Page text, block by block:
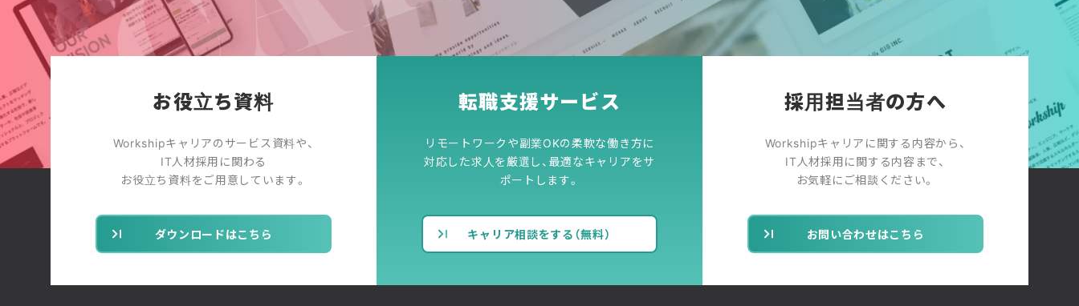
お役立ち資料
Workshipキャリアのサービス資料や、
IT人材採用に関わる
お役立ち資料をご用意しています。
ダウンロードはこちら
転職支援サービス
リモートワークや副業OKの柔軟な働き方に
対応した求人を厳選し、最適なキャリアをサ
ポートします。
キャリア相談をする（無料）
採用担当者の方へ
Workshipキャリアに関する内容から、
IT人材採用に関する内容まで、
お気軽にご相談ください。
お問い合わせはこちら